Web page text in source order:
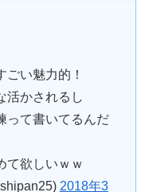
い魅力的！
活かされるし
って書いてるんだ
て欲しいｗｗ
2018年3